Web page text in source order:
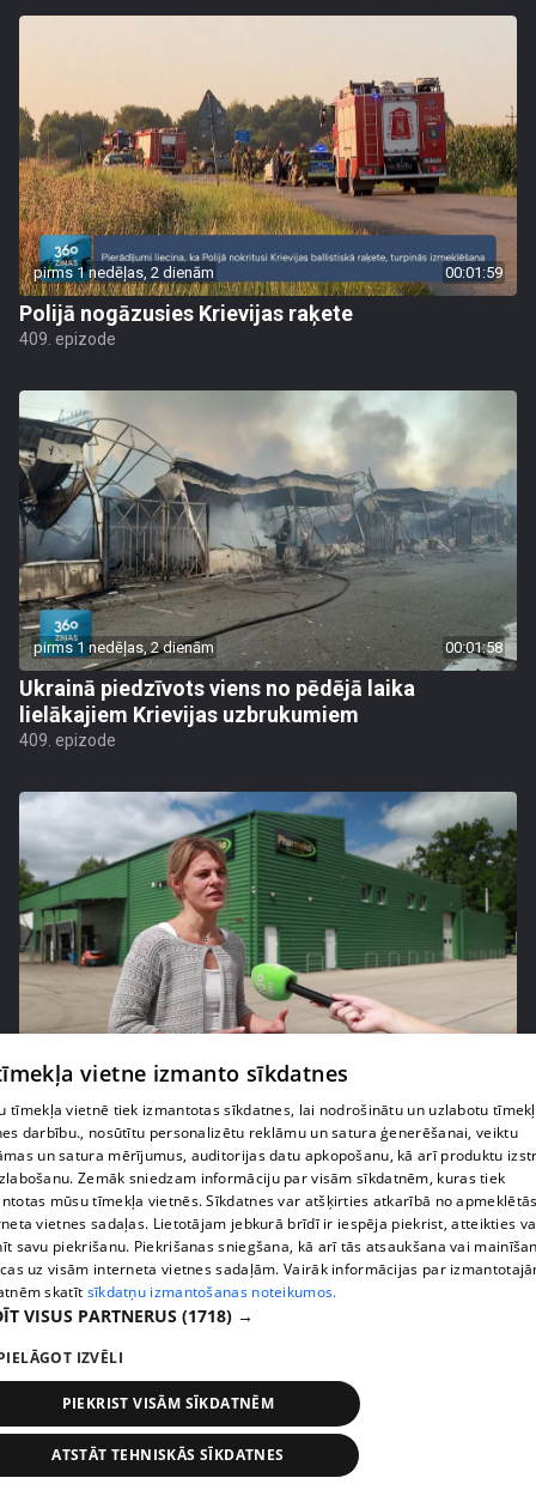
pirms 1 nedēļas, 2 dienām 00:01:59
Polijā nogāzusies Krievijas raķete
409. epizode
pirms 1 nedēļas, 2 dienām 00:01:58
Ukrainā piedzīvots viens no pēdējā laika
lielākajiem Krievijas uzbrukumiem
409. epizode
Melleņu zelta drudzis: kas nosaka iepirkuma
cenu?
409. epizode
pirms 1 nedēļas, 2 dienām
vietne izmanto sīkdatnes
tīmekļa vietnē tiek izmantotas sīkdatnes, lai nodrošinātu un uzlabotu
darbību., nosūtītu personalizētu reklāmu un satura ģenerēšanai, veiktu
un satura mērījumus, auditorijas datu apkopošanu, kā arī produktu
Zemāk sniedzam informāciju par visām sīkdatnēm, kuras tiek
mūsu tīmekļa vietnēs. Sīkdatnes var atšķirties atkarībā no
vietnes sadaļas. Lietotājam jebkurā brīdī ir iespēja piekrist, atteikties
savu piekrišanu. Piekrišanas sniegšana, kā arī tās atsaukšana vai
uz visām interneta vietnes sadaļām. Vairāk informācijas par
skatīt sīkdatņu izmantošanas noteikumos.
VISUS PARTNERUS (1718) →
IZVĒLI
PIEKRIST VISĀM SĪKDATNĒM
ATSTĀT TEHNISKĀS SĪKDATNES